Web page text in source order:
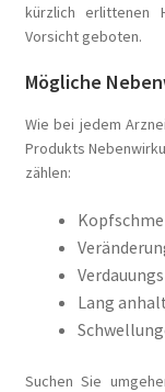
kürzlich erlittenen
Vorsicht geboten.
Mögliche
Wie bei jedem
Produkts
zählen:
Lang
Suchen Sie